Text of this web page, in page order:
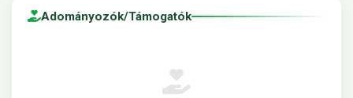
Adományozók/Támogatók